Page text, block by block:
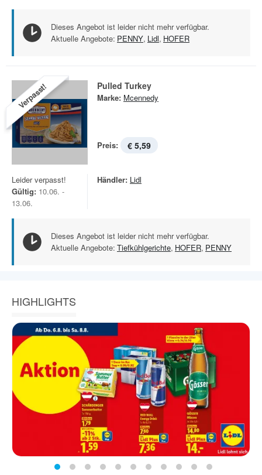
Dieses Angebot ist leider nicht mehr verfügbar.
Aktuelle Angebote: PENNY, Lidl, HOFER
Verpasst! Pulled Turkey
Marke: Mcennedy
Preis: € 5,59
Leider verpasst!
Gültig: 10.06. -
13.06.
Händler: Lidl
Dieses Angebot ist leider nicht mehr verfügbar.
Aktuelle Angebote: Tiefkühlgerichte, HOFER, PENNY
HIGHLIGHTS